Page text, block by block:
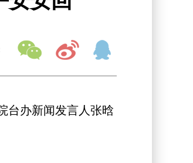
台办新闻发言人张晗